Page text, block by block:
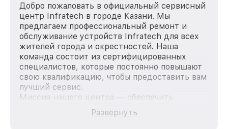
Добро пожаловать в официальный сервисный
центр Infratech в городе Казани. Мы
предлагаем профессиональный ремонт и
обслуживание устройств Infratech для всех
жителей города и окрестностей. Наша
команда состоит из сертифицированных
специалистов, которые постоянно повышают
свою квалификацию, чтобы предоставить вам
лучший сервис.
Миссия нашего центра — обеспечить
качественный и доступный ремонт для
каждого пользователя продукции Infratech,
Развернуть